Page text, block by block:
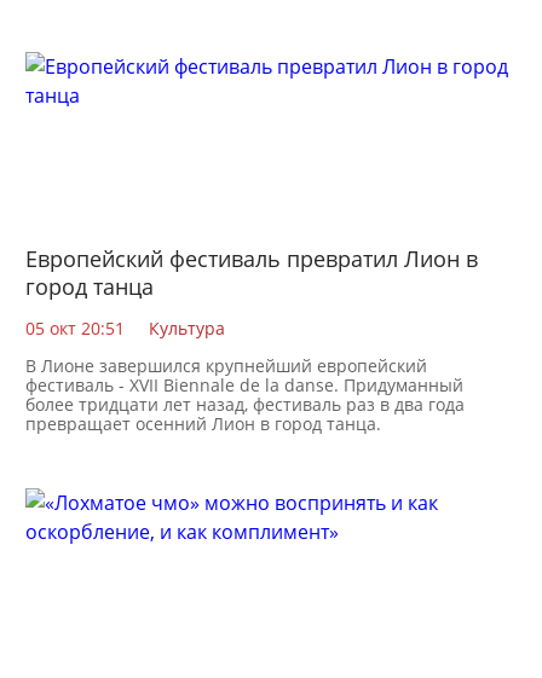
Европейский фестиваль превратил Лион в
город танца
05 окт 20:51
Культура
В Лионе завершился крупнейший европейский
фестиваль - XVII Biennale de la danse. Придуманный
более тридцати лет назад, фестиваль раз в два года
превращает осенний Лион в город танца.